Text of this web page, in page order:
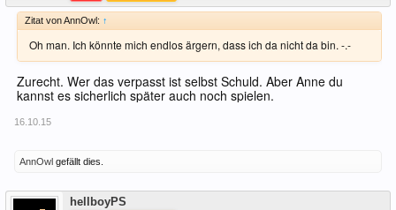
Zitat von AnnOwl: ↑
Oh man. Ich könnte mich endlos ärgern, dass ich da nicht da bin. -.-
Zurecht. Wer das verpasst ist selbst Schuld. Aber Anne du
kannst es sicherlich später auch noch spielen.
16.10.15
AnnOwl gefällt dies.
hellboyPS